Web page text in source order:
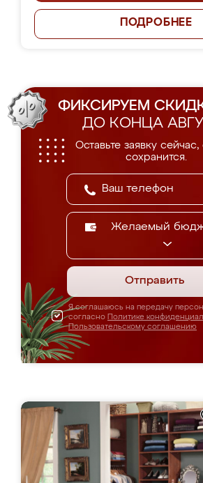
ПОДРОБНЕЕ
ФИКСИРУЕМ
ДО КОНЦА
Оставьте заявку сейчас,
сохранится.
Желаемый
Отправить
Я соглашаюсь на передачу
согласно Политике
Пользовательскому соглашению